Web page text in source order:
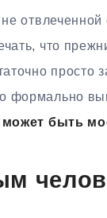
что
просто
формально
может быть